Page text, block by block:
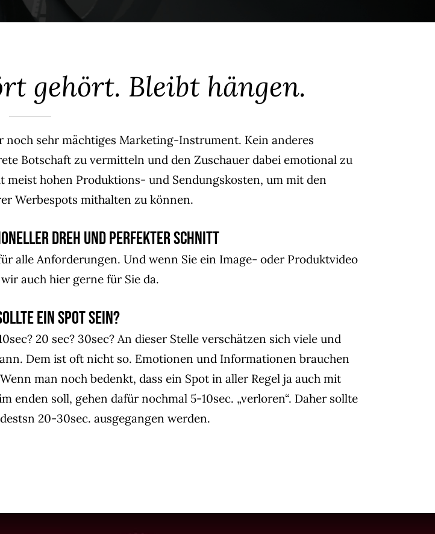
gehört. Bleibt hängen.
noch sehr mächtiges Marketing-Instrument. Kein anderes
Botschaft zu vermitteln und den Zuschauer dabei emotional zu
hohen Produktions- und Sendungskosten, um mit den
Werbespots mithalten zu können.
Dreh und perfekter Schnitt
alle Anforderungen. Und wenn Sie ein Image- oder Produktvideo
auch hier gerne für Sie da.
ein Spot sein?
20 sec? 30sec? An dieser Stelle verschätzen sich viele und
Dem ist oft nicht so. Emotionen und Informationen brauchen
man noch bedenkt, dass ein Spot in aller Regel ja auch mit
enden soll, gehen dafür nochmal 5-10sec. „verloren“. Daher sollte
20-30sec. ausgegangen werden.